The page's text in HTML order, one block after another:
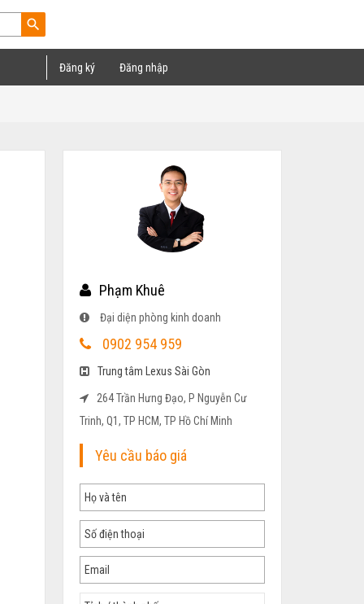
search
Đăng ký Đăng nhập
Phạm Khuê
Đại diện phòng kinh doanh
0902 954 959
Trung tâm Lexus Sài Gòn
264 Trần Hưng Đạo, P Nguyễn Cư
Trinh, Q1, TP HCM, TP Hồ Chí Minh
Yêu cầu báo giá